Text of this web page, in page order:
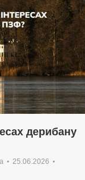
дерибану
25.06.2026